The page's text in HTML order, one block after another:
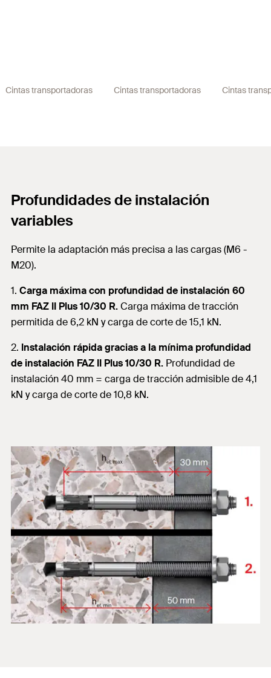
Cintas transportadoras Cintas transportadoras Cintas
Profundidades de instalación
variables
Permite la adaptación más precisa a las cargas (M6 -
M20).
1. Carga máxima con profundidad de instalación 60
mm FAZ II Plus 10/30 R.Carga máxima de tracción
permitida de 6,2 kN y carga de corte de 15,1 kN.
2. Instalación rápida gracias a la mínima profundidad
de instalación FAZ II Plus 10/30 R. Profundidad de
instalación 40 mm = carga de tracción admisible de 4,1
kN y carga de corte de 10,8 kN.